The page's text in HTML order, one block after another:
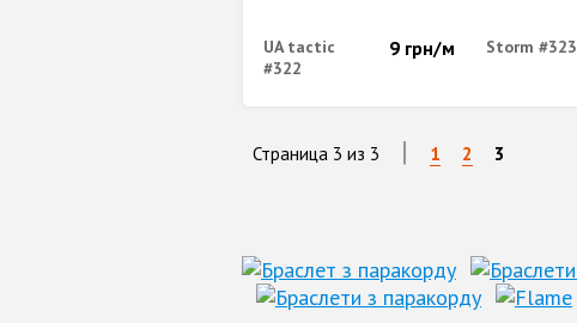
UA tactic
#322
9 грн/м Storm #323
Страница 3 из 3 | 1 2 3